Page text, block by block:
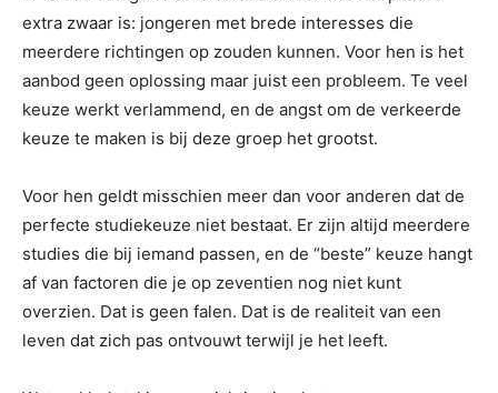
extra zwaar is: jongeren met brede interesses die
meerdere richtingen op zouden kunnen. Voor hen is het
aanbod geen oplossing maar juist een probleem. Te veel
keuze werkt verlammend, en de angst om de verkeerde
keuze te maken is bij deze groep het grootst.
Voor hen geldt misschien meer dan voor anderen dat de
perfecte studiekeuze niet bestaat. Er zijn altijd meerdere
studies die bij iemand passen, en de “beste” keuze hangt
af van factoren die je op zeventien nog niet kunt
overzien. Dat is geen falen. Dat is de realiteit van een
leven dat zich pas ontvouwt terwijl je het leeft.